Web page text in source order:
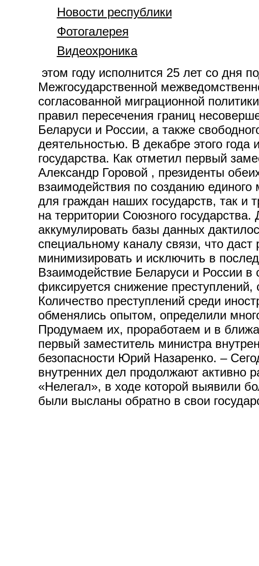
Новости республики
Фотогалерея
Видеохроника
этом году исполнится 25 лет со дня
Межгосударственной
согласованной миграционной
правил пересечения границ
Беларуси и России, а также
деятельностью. В декабре этого года
государства. Как отметил первый
Александр Горовой , президенты
взаимодействия по созданию единого
для граждан наших государств, так и
на территории Союзного
аккумулировать базы данных
специальному каналу связи, что
минимизировать и исключить в
Взаимодействие Беларуси и России
фиксируется снижение
Количество преступлений среди
обменялись опытом, определили
Продумаем их, проработаем и в
первый заместитель министра
безопасности Юрий Назаренко. –
внутренних дел продолжают активно
«Нелегал», в ходе которой выявили
были высланы обратно в свои